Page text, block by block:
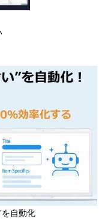
を自動化